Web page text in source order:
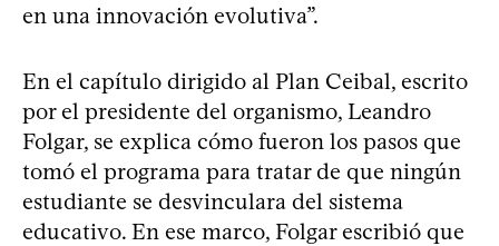
en una innovación evolutiva”.
En el capítulo dirigido al Plan Ceibal, escrito
por el presidente del organismo, Leandro
Folgar, se explica cómo fueron los pasos que
tomó el programa para tratar de que ningún
estudiante se desvinculara del sistema
educativo. En ese marco, Folgar escribió que